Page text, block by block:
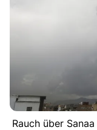
Rauch über